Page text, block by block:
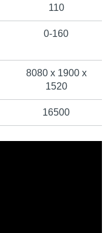
110
0-160
8080 x 1900 x
1520
16500